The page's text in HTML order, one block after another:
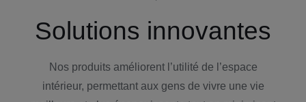
Solutions innovantes
Nos produits améliorent l’utilité de l’espace
intérieur, permettant aux gens de vivre une vie